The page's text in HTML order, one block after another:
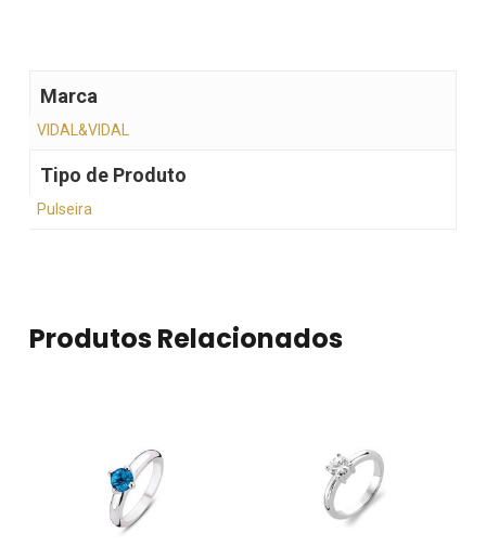
Nenhum produto no
carrinho.
Marca
VIDAL&VIDAL
Tipo de Produto
Pulseira
Produtos Relacionados